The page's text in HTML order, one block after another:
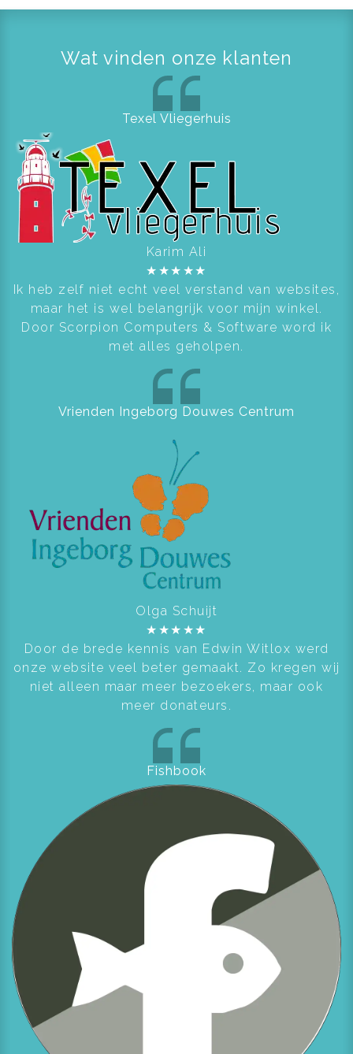
Wat vinden onze klanten
Texel Vliegerhuis
Karim Ali
★ ★★ ★★
Ik heb zelf niet echt veel verstand van websites,
maar het is wel belangrijk voor mijn winkel.
Door Scorpion Computers & Software word ik
met alles geholpen.
Vrienden Ingeborg Douwes Centrum
Olga Schuijt
★ ★★ ★★
Door de brede kennis van Edwin Witlox werd
onze website veel beter gemaakt. Zo kregen wij
niet alleen maar meer bezoekers, maar ook
meer donateurs.
Fishbook